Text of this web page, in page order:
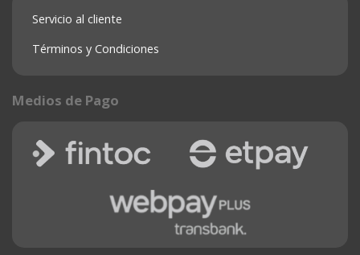
Servicio al cliente
Términos y Condiciones
Medios de Pago